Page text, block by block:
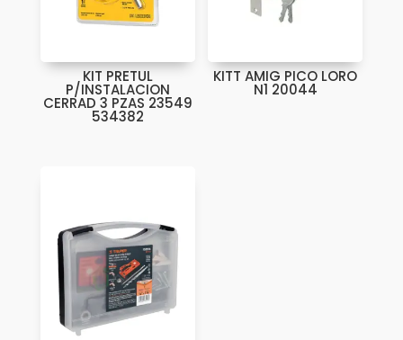
KIT PRETUL
P/INSTALACION
CERRAD 3 PZAS 23549
534382
KITT AMIG PICO LORO
N1 20044